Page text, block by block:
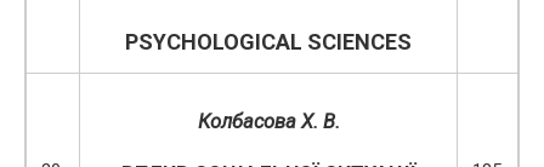
PSYCHOLOGICAL SCIENCES
Колбасова Х. В.